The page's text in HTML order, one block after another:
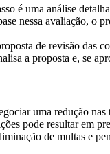
é uma análise
nessa avaliação, o
de revisão das
a proposta e, se
uma redução
pode resultar em
de multas e